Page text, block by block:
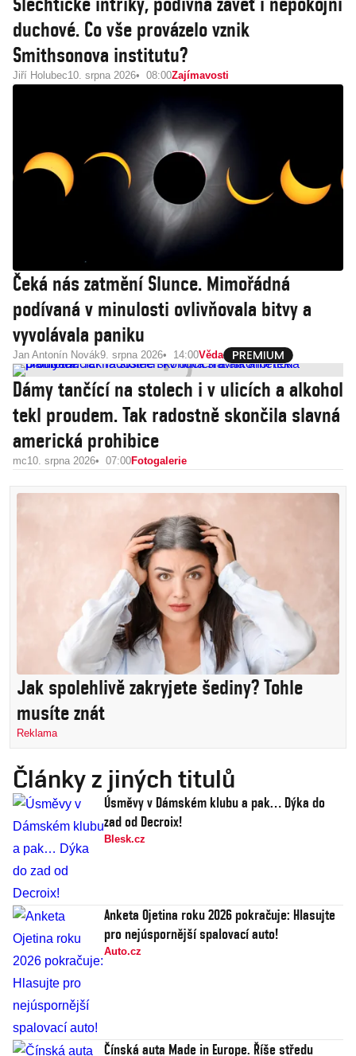
duchové. Co vše provázelo vznik
Smithsonova institutu?
Jiří Holubec10. srpna 2026 08:00Zajímavosti
Čeká nás zatmění Slunce. Mimořádná
podívaná v minulosti ovlivňovala bitvy a
vyvolávala paniku
Jan Antonín Novák9. srpna 2026 14:00Věda
Dámy tančící na stolech i v ulicích a alkohol
tekl proudem. Tak radostně skončila slavná
americká prohibice
mc10. srpna 2026 07:00Fotogalerie
Jak spolehlivě zakryjete šediny? Tohle
musíte znát
Reklama
Články z jiných titulů
Úsměvy v Dámském klubu a pak… Dýka do
zad od Decroix!
Blesk.cz
Anketa Ojetina roku 2026 pokračuje: Hlasujte
pro nejúspornější spalovací auto!
Auto.cz
Čínská auta Made in Europe. Říše středu